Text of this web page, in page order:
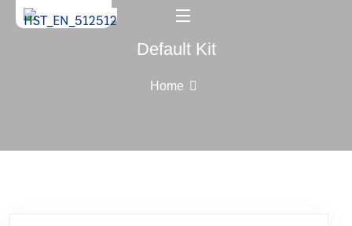
Default Kit
Home